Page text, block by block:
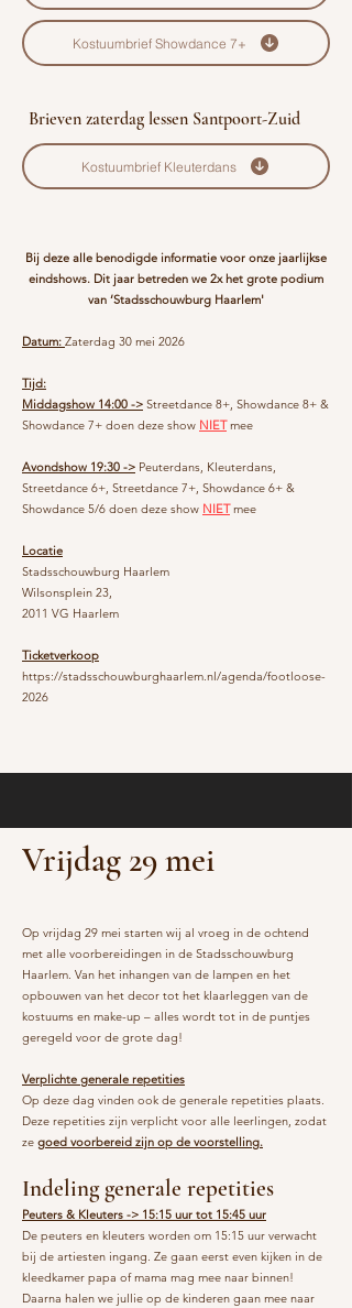
Kostuumbrief Showdance 7+
Brieven zaterdag lessen Santpoort-Zuid
Kostuumbrief Kleuterdans
Bij deze alle benodigde informatie voor onze jaarlijkse
eindshows. Dit jaar betreden we 2x het grote podium
van ‘Stadsschouwburg Haarlem'
Datum: Zaterdag 30 mei 2026
Tijd:
Middagshow 14:00 -> Streetdance 8+, Showdance 8+ &
Showdance 7+ doen deze show NIETmee
Avondshow 19:30 -> Peuterdans, Kleuterdans,
Streetdance 6+, Streetdance 7+, Showdance 6+ &
Showdance 5/6 doen deze show NIETmee
Locatie
Stadsschouwburg Haarlem
Wilsonsplein 23,
2011 VG Haarlem
Ticketverkoop
https://stadsschouwburghaarlem.nl/agenda/footloose-
2026
Vrijdag 29 mei
Op vrijdag 29 mei starten wij al vroeg in de ochtend
met alle voorbereidingen in de Stadsschouwburg
Haarlem. Van het inhangen van de lampen en het
opbouwen van het decor tot het klaarleggen van de
kostuums en make-up – alles wordt tot in de puntjes
geregeld voor de grote dag!
Verplichte generale repetities
Op deze dag vinden ook de generale repetities plaats.
Deze repetities zijn verplicht voor alle leerlingen, zodat
ze goed voorbereid zijn op de voorstelling.
Indeling generale repetities
Peuters & Kleuters -> 15:15 uur tot 15:45 uur
De peuters en kleuters worden om 15:15 uur verwacht
bij de artiesten ingang. Ze gaan eerst even kijken in de
kleedkamer papa of mama mag mee naar binnen!
Daarna halen we jullie op de kinderen gaan mee naar